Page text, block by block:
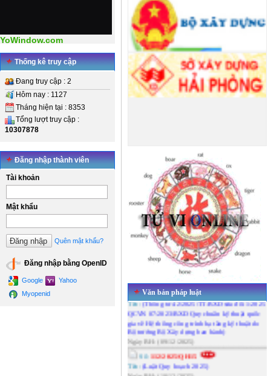
YoWindow.com
Thống kê truy cập
Đang truy cập : 2
Hôm nay : 1127
Tháng hiện tại : 8353
Tổng lượt truy cập :
10307878
Đăng nhập thành viên
Tài khoản
Mật khẩu
Quên mật khẩu?
Đăng nhập bằng OpenID
Google
Yahoo
Myopenid
Văn bản pháp luật
Số:60/2025/TT-BXD
(sửa đổi Thông tư 11/2021/TT-BXD hướng
dẫn nội dung xác định và quản lý chi phí đầu tư
xây dựng; Thông tư 12/2021/TT-BXD về định
mức xây dựng; Thông tư 13/2021/TT-BXD
hướng dẫn phương pháp xác định các chỉ tiêu
kinh tế kỹ thuật và đo bóc khối lượng công trình
và Thông tư 14/2021/TT-BXD hướng dẫn xác
định chi phí bảo trì công trình xây dựng do Bộ
trưởng Bộ Xây dựng ban hành)
Ngày BH: (30/12/2025)
Số:42/2025/TT-BXD
(Thông tư 42/2025/TT-BXD sửa đổi 1:2025
QCVN 07:2023/BXD Quy chuẩn kỹ thuật quốc
gia về Hệ thống công trình hạ tầng kỹ thuật do
Bộ trưởng Bộ Xây dựng ban hành)
Ngày BH: (09/12/2025)
Số:112/2025/QH15
Tên:(Luật Quy hoạch 2025)
Ngày BH: (10/12/2025)